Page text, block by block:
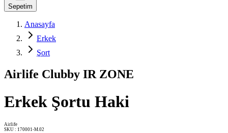
Sepetim
Anasayfa
Erkek
Şort
Airlife Clubby IR ZONE
Erkek Şortu Haki
Airlife
SKU : 170001-M.02